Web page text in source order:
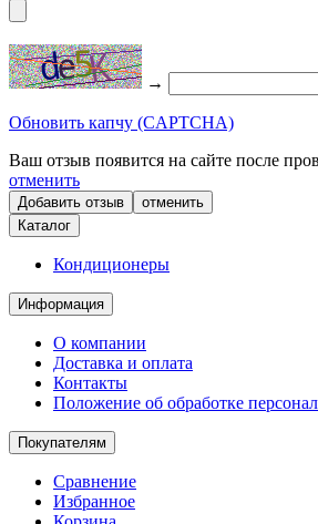
→
Обновить капчу (CAPTCHA)
Ваш отзыв появится на сайте после
отменить
отменить
Каталог
Кондиционеры
Информация
О компании
Доставка и оплата
Контакты
Положение об обработке
Покупателям
Сравнение
Избранное